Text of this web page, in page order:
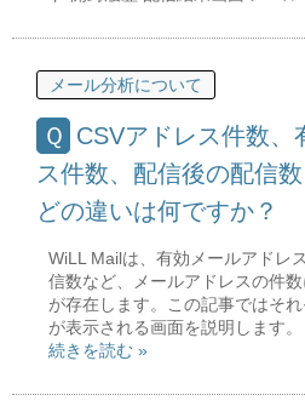
メール分析について
CSVアドレス件数、
ス件数、配信後の配信
どの違いは何ですか？
WiLL Mailは、有効メールアドレ
信数など、メールアドレスの件
が存在します。この記事ではそ
が表示される画面を説明します
続きを読む »